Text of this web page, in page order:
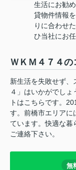
生活にお勧
貸物件情報
りに合わせ
ひ当社にお任
ＷＫＭ４７４
新生活を失敗せず、
４」はいかがでし
トはこちらです。
す。前橋市エリアに
ています。快適な
ご連絡下さい。
無